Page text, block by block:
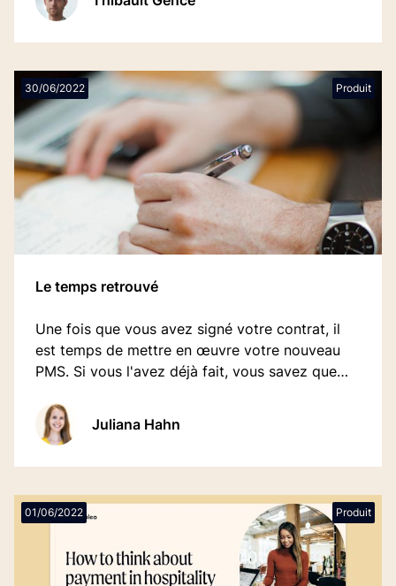
30/06/2022 Produit
Le temps retrouvé
Une fois que vous avez signé votre contrat, il
est temps de mettre en œuvre votre nouveau
PMS. Si vous l'avez déjà fait, vous savez que
plus. Et personne ne se demande s'il fallait
vraiment en arriver là.
Juliana Hahn
01/06/2022 Produit